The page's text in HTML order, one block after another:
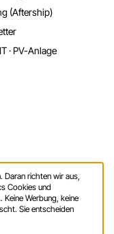
(Aftership)
· PV-Anlage
Daran richten wir aus,
Cookies und
Keine Werbung, keine
Sie entscheiden